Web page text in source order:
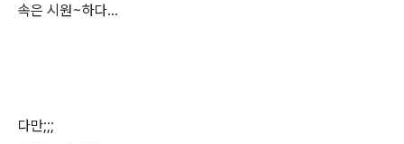
속은 시원~하다...
다만;;;